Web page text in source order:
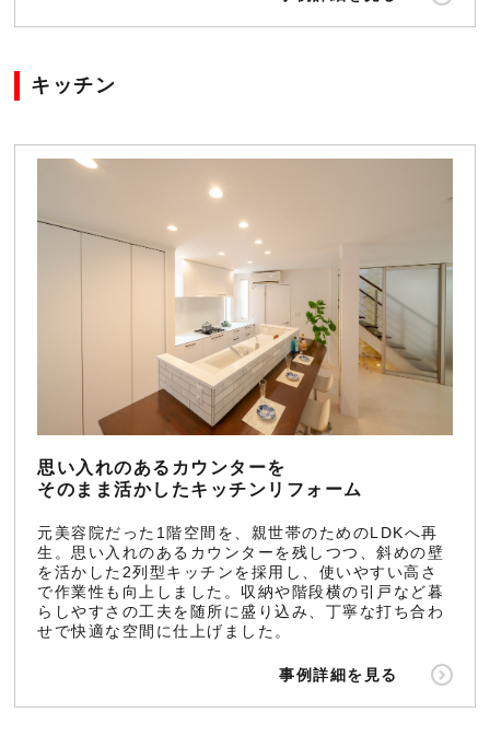
キッチン
思い入れのあるカウンターを
そのまま活かしたキッチンリフォーム
元美容院だった1階空間を、親世帯のためのLDKへ再
生。思い入れのあるカウンターを残しつつ、斜めの壁
を活かした2列型キッチンを採用し、使いやすい高さ
で作業性も向上しました。収納や階段横の引戸など暮
らしやすさの工夫を随所に盛り込み、丁寧な打ち合わ
せで快適な空間に仕上げました。
事例詳細を見る